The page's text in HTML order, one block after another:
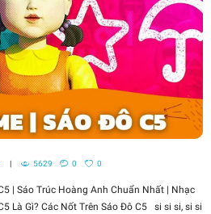
5629 0 0
| Sáo Trúc Hoàng Anh Chuẩn Nhất | Nhạc
Là Gì? Các Nốt Trên Sáo Đô C5 si si si, si si